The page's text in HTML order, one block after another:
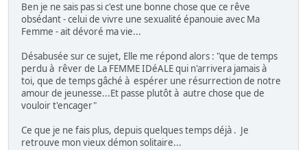
Ben je ne sais pas si c'est une bonne chose que ce rêve
obsédant - celui de vivre une sexualité épanouie avec Ma
Femme - ait dévoré ma vie...
Désabusée sur ce sujet, Elle me répond alors : "que de temps
perdu à rêver de La FEMME IDéALE qui n'arrivera jamais à
toi, que de temps gâché à espérer une résurrection de notre
amour de jeunesse...Et passe plutôt à autre chose que de
vouloir t'encager"
Ce que je ne fais plus, depuis quelques temps déjà . Je
retrouve mon vieux démon solitaire...